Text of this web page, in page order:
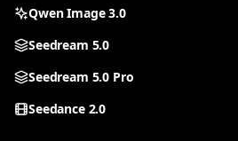
Qwen Image 3.0
Seedream 5.0
Seedream 5.0 Pro
Seedance 2.0